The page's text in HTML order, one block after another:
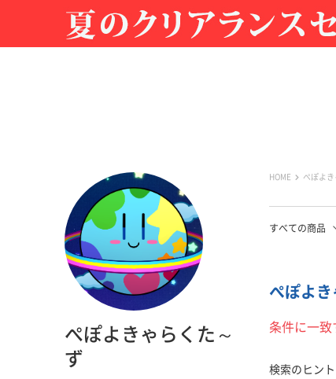
HOME ぺぽよ
すべての商品
ぺぽよ
条件に一致
検索のヒント
ぺぽよきゃらくた～
ず